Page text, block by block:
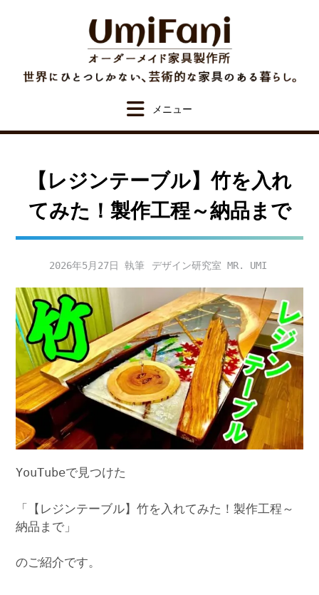
【レジンテーブル】竹を入れ
てみた！製作工程～納品まで
2026年5月27日 デザイン研究室 MR. UMI
YouTubeで見つけた
「【レジンテーブル】竹を入れてみた！製作工程～
納品まで」
のご紹介です。